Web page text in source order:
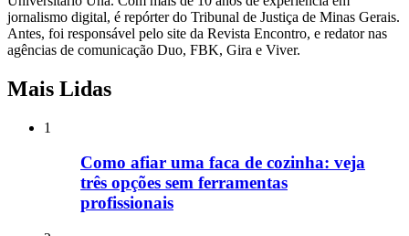
jornalismo digital, é repórter do Tribunal de Justiça de Minas Gerais.
Antes, foi responsável pelo site da Revista Encontro, e redator nas
agências de comunicação Duo, FBK, Gira e Viver.
Mais Lidas
1
Como afiar uma faca de cozinha: veja
três opções sem ferramentas
profissionais